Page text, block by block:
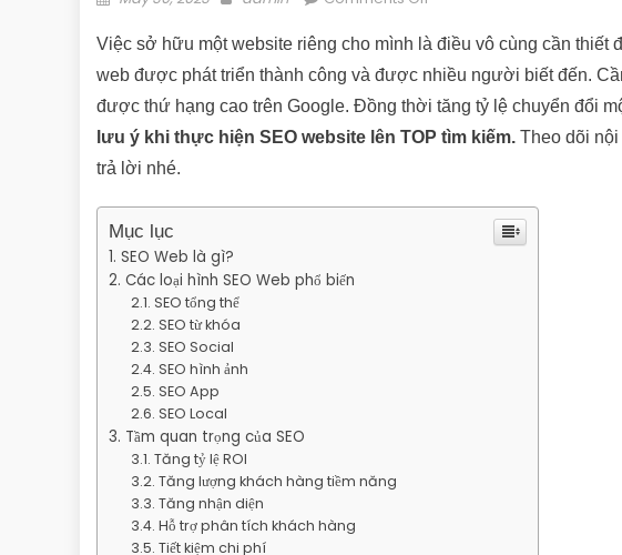
Việc sở hữu một website riêng cho mình là điều vô cùng cần thiết
web được phát triển thành công và được nhiều người biết đến.
được thứ hạng cao trên Google. Đồng thời tăng tỷ lệ chuyển đổi
lưu ý khi thực hiện SEO website lên TOP tìm kiếm. Theo dõi
trả lời nhé.
Mục lục
SEO Web là gì?
Các loại hình SEO Web phổ biến
SEO tổng thể
SEO từ khóa
SEO Social
SEO hình ảnh
SEO App
SEO Local
Tầm quan trọng của SEO
Tăng tỷ lệ ROI
Tăng lượng khách hàng tiềm năng
Tăng nhận diện
Hỗ trợ phân tích khách hàng
Tiết kiệm chi phí